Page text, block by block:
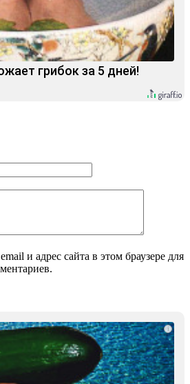
грибок за 5 дней!
и адрес сайта в этом браузере для
i